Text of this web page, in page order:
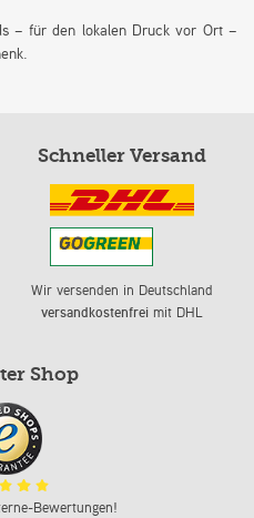
– für den lokalen Druck vor Ort –
Schneller Versand
Wir versenden in Deutschland
versandkostenfreimit DHL
Shop
Bewertungen!